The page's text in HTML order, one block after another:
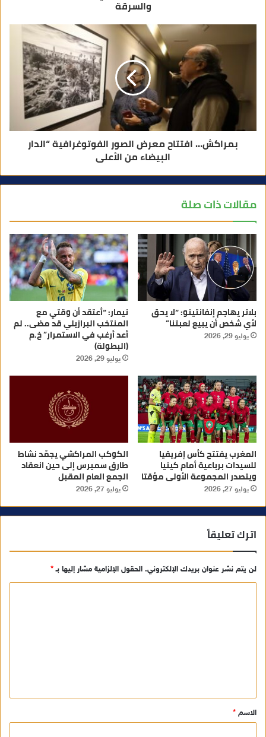
والسرقة
بمراكش… افتتاح معرض الصور الفوتوغرافية “الدار
البيضاء من الأعلى
مقالات ذات صلة
بلاتر يهاجم إنفانتينو: “لا يحق
لأي شخص أن يبيع لعبتنا”
يوليو 29, 2026
نيمار: “أعتقد أن وقتي مع
المنتخب البرازيلي قد مضى.. لم
أعد أرغب في الاستمرار” خ.م
(البطولة)
يوليو 29, 2026
المغرب يفتتح كأس إفريقيا
للسيدات برباعية أمام كينيا
ويتصدر المجموعة الأولى مؤقتا
يوليو 27, 2026
الكوكب المراكشي يجمّد نشاط
طارق سميرس إلى حين انعقاد
الجمع العام المقبل
يوليو 27, 2026
اترك تعليقاً
لن يتم نشر عنوان بريدك الإلكتروني. الحقول الإلزامية مشار إليها بـ*
ق
*
الاسم *